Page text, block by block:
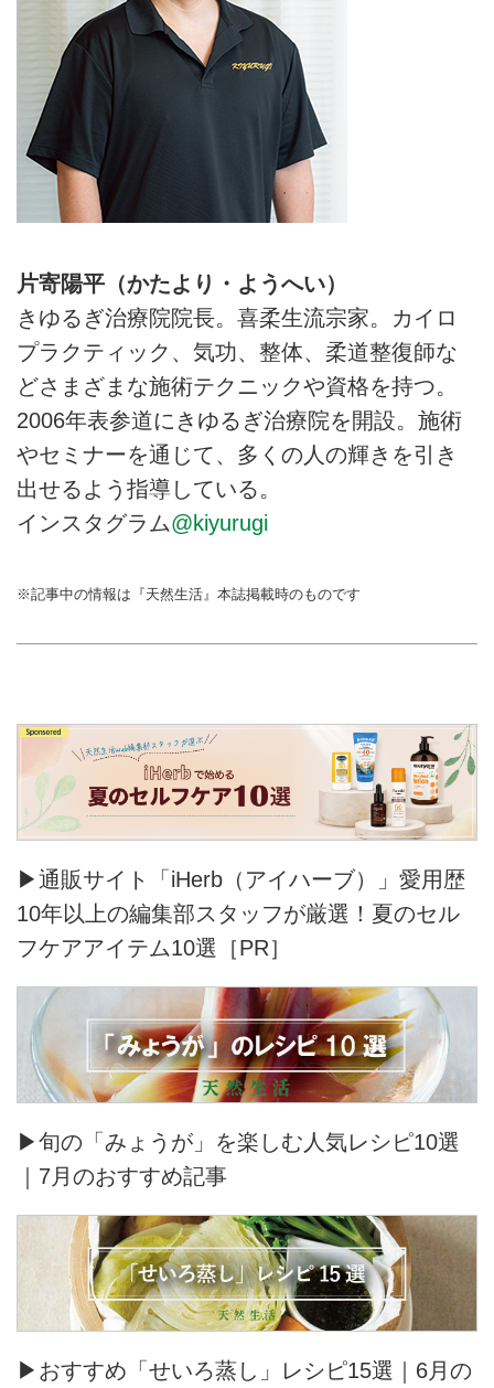
片寄陽平（かたより・ようへい）
きゆるぎ治療院院長。喜柔生流宗家。カイロ
プラクティック、気功、整体、柔道整復師な
どさまざまな施術テクニックや資格を持つ。
2006年表参道にきゆるぎ治療院を開設。施術
やセミナーを通じて、多くの人の輝きを引き
出せるよう指導している。
インスタグラム@kiyurugi
※記事中の情報は『天然生活』本誌掲載時のものです
▶通販サイト「iHerb（アイハーブ）」愛用歴
10年以上の編集部スタッフが厳選！夏のセル
フケアアイテム10選［PR］
▶旬の「みょうが」を楽しむ人気レシピ10選
｜7月のおすすめ記事
▶おすすめ「せいろ蒸し」レシピ15選｜6月の